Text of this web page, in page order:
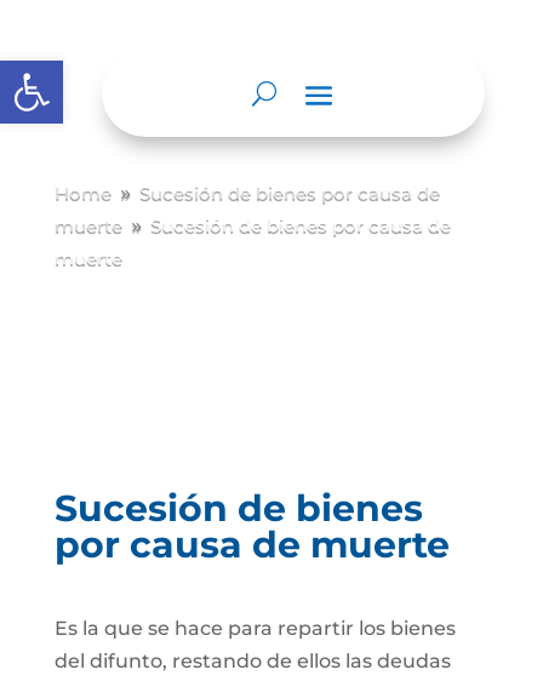
Abrir barra de herramientas
Home 9 Sucesión de bienes por causa de
muerte 9 Sucesión de bienes por causa de
muerte
Sucesión de bienes
por causa de muerte
Es la que se hace para repartir los bienes
del difunto, restando de ellos las deudas